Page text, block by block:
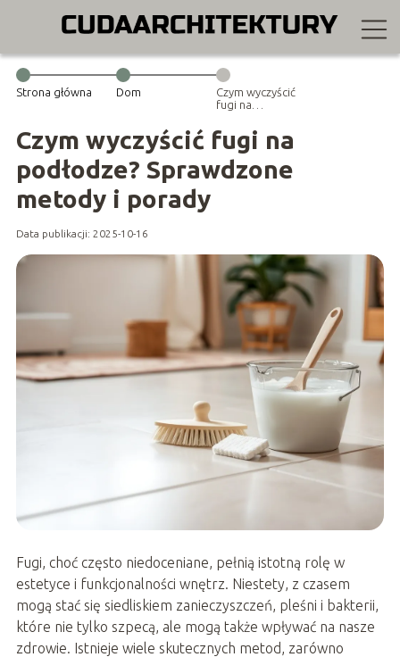
Strona główna Dom
Czym wyczyścić
fugi na
Sprawdzone
metody i
porady
Czym wyczyścić fugi na
podłodze? Sprawdzone
metody i porady
Data publikacji: 2025-10-16
Fugi, choć często niedoceniane, pełnią istotną rolę w
estetyce i funkcjonalności wnętrz. Niestety, z czasem
mogą stać się siedliskiem zanieczyszczeń, pleśni i bakterii,
które nie tylko szpecą, ale mogą także wpływać na nasze
zdrowie. Istnieje wiele skutecznych metod, zarówno